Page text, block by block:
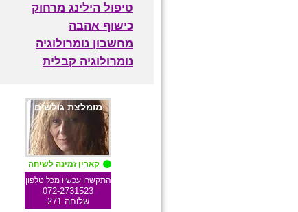
טיפול הילינג מרחוק
כישוף אהבה
מחשבון נומרולוגיה
נומרולוגיה קבלית
מומלצת גולשים
קארין זמינה לשיחה
התקשרו עכשיו מכל טלפון
072-2731523
שלוחה 271